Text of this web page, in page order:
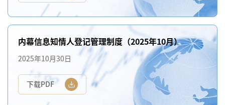
内幕信息知情人登记管理制度（2025年10月）
2025年10月30日
下载PDF